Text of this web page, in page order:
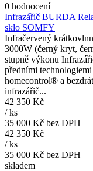
0 hodnocení
Infrazářič BURDA
sklo SOMFY
Infračervený
3000W (černý kryt,
stupně výkonu
předními
homecontrol® a
infrazářič...
42 350 Kč
/ks
35 000 Kč bez DPH
42 350 Kč
/ks
35 000 Kč bez DPH
skladem